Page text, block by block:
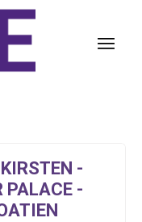
-
PALACE -